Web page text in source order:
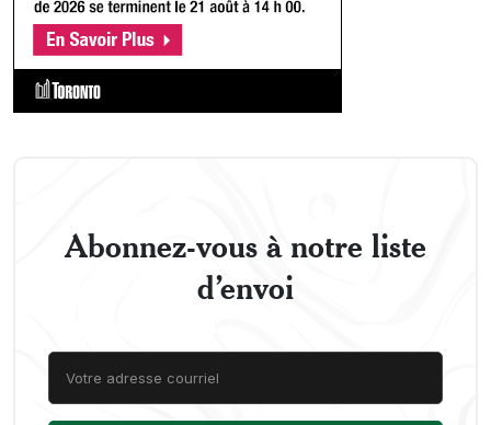
Abonnez-vous à notre liste
d’envoi